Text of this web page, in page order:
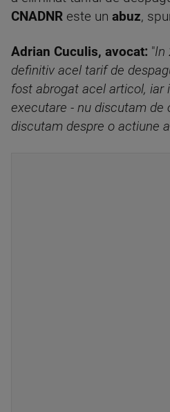
CNADNR este un abuz,
Adrian Cuculis, avocat: "In
definitiv acel tarif de
fost abrogat acel articol, iar
executare - nu discutam de
discutam despre o actiune